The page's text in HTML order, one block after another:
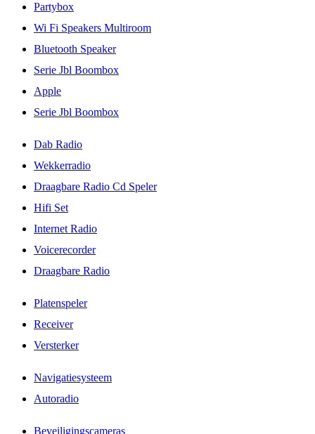
Partybox
Wi Fi Speakers Multiroom
Bluetooth Speaker
Serie Jbl Boombox
Apple
Serie Jbl Boombox
Dab Radio
Wekkerradio
Draagbare Radio Cd Speler
Hifi Set
Internet Radio
Voicerecorder
Draagbare Radio
Platenspeler
Receiver
Versterker
Navigatiesysteem
Autoradio
Beveiligingscameras